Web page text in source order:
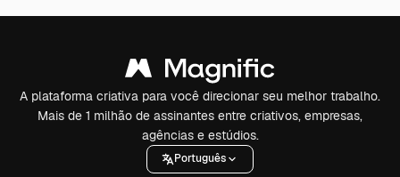
A plataforma criativa para você direcionar seu melhor trabalho.
Mais de 1 milhão de assinantes entre criativos, empresas,
agências e estúdios.
Português